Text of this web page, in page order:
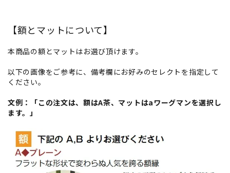
【額とマットについて】
本商品の額とマットはお選び頂けます。
以下の画像をご参考に、備考欄にお好みのセレクトを指定して
ください。
文例：「この注文は、額はA茶、マットはaワーグマンを選択し
ます。」